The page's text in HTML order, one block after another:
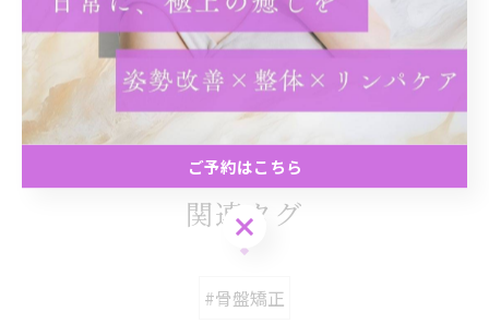
を提供
姿勢改善 ヘッドスパ
< 前のページ 一覧に戻る 次のページ >
関連タグ
#骨盤矯正
ご予約はこちら
ご予約はこちら